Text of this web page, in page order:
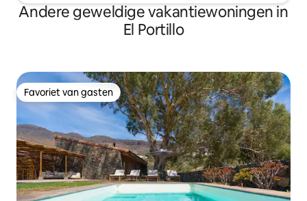
Andere geweldige vakantiewoningen in
El Portillo
Favoriet van gasten
Favoriet van gasten